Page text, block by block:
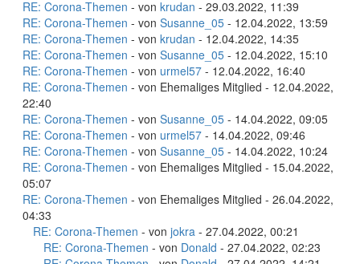
RE: Corona-Themen - von krudan - 29.03.2022, 11:39
RE: Corona-Themen - von Susanne_05 - 12.04.2022, 13:59
RE: Corona-Themen - von krudan - 12.04.2022, 14:35
RE: Corona-Themen - von Susanne_05 - 12.04.2022, 15:10
RE: Corona-Themen - von urmel57 - 12.04.2022, 16:40
RE: Corona-Themen - von Ehemaliges Mitglied - 12.04.2022,
22:40
RE: Corona-Themen - von Susanne_05 - 14.04.2022, 09:05
RE: Corona-Themen - von urmel57 - 14.04.2022, 09:46
RE: Corona-Themen - von Susanne_05 - 14.04.2022, 10:24
RE: Corona-Themen - von Ehemaliges Mitglied - 15.04.2022,
05:07
RE: Corona-Themen - von Ehemaliges Mitglied - 26.04.2022,
04:33
RE: Corona-Themen - von jokra - 27.04.2022, 00:21
RE: Corona-Themen - von Donald - 27.04.2022, 02:23